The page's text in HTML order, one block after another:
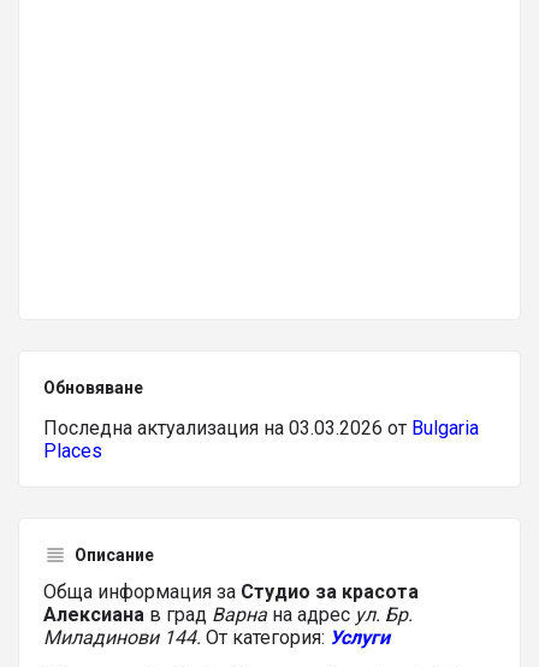
Обновяване
Последна актуализация на 03.03.2026 от Bulgaria
Places
Описание
Обща информация за Студио за красота
Алексиана в град Варна на адрес ул. Бр.
Миладинови 144. От категория: Услуги